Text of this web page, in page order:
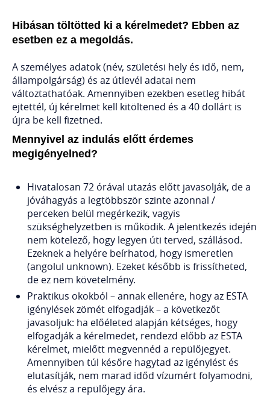
Hibásan töltötted ki a kérelmedet? Ebben az
esetben ez a megoldás.
A személyes adatok (név, születési hely és idő, nem,
állampolgárság) és az útlevél adatai nem
változtathatóak. Amennyiben ezekben esetleg hibát
ejtettél, új kérelmet kell kitöltened és a 40 dollárt is
újra be kell fizetned.
Mennyivel az indulás előtt érdemes
megigényelned?
Hivatalosan 72 órával utazás előtt javasolják, de a
jóváhagyás a legtöbbször szinte azonnal /
perceken belül megérkezik, vagyis
szükséghelyzetben is működik. A jelentkezés idején
nem kötelező, hogy legyen úti terved, szállásod.
Ezeknek a helyére beírhatod, hogy ismeretlen
(angolul unknown). Ezeket később is frissítheted,
de ez nem követelmény.
Praktikus okokból – annak ellenére, hogy az ESTA
igénylések zömét elfogadják – a következőt
javasoljuk: ha előéleted alapján kétséges, hogy
elfogadják a kérelmedet, rendezd előbb az ESTA
kérelmet, mielőtt megvennéd a repülőjegyet.
Amennyiben túl későre hagytad az igénylést és
elutasítják, nem marad időd vízumért folyamodni,
és elvész a repülőjegy ára.